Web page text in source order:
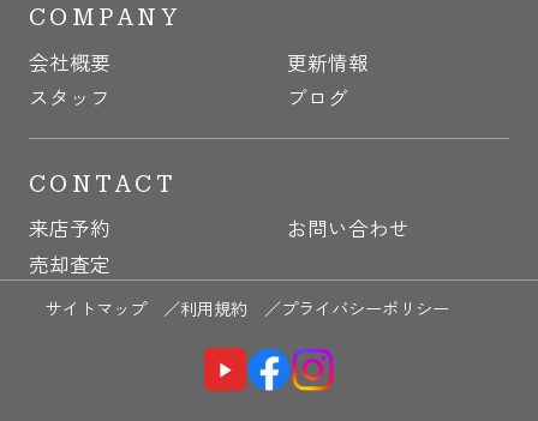
COMPANY
会社概要
更新情報
スタッフ
ブログ
CONTACT
来店予約
お問い合わせ
売却査定
サイトマップ ／利用規約 ／プライバシーポリシー